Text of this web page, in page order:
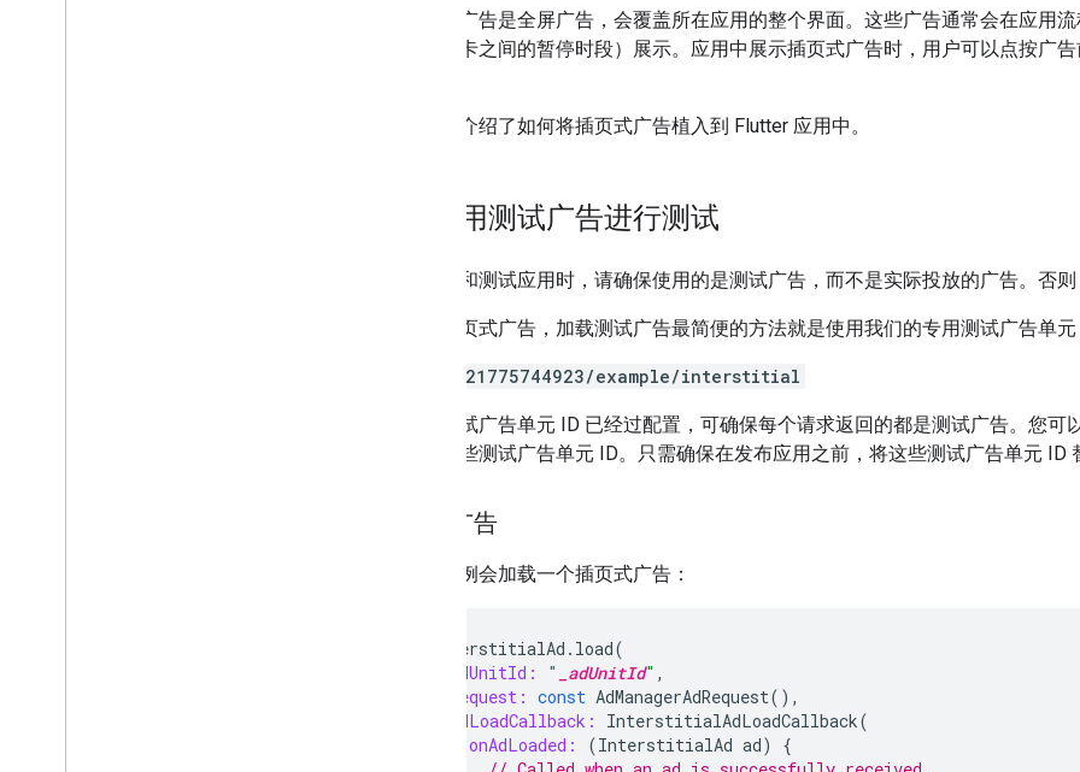
插页式广告是全屏广告，会覆盖所在应用的整个界面。这些广告通常会在应用
游戏关卡之间的暂停时段）展示。应用中展示插页式广告时，用户可以点按广
本指南介绍了如何将插页式广告植入到 Flutter 应用中。
务必用测试广告进行测试
在构建和测试应用时，请确保使用的是测试广告，而不是实际投放的广告。否
对于插页式广告，加载测试广告最简便的方法就是使用我们的专用测试广告单元
/21775744923/example/interstitial
这些测试广告单元 ID 已经过配置，可确保每个请求返回的都是测试广告。您
使用这些测试广告单元 ID。只需确保在发布应用之前，将这些测试广告单元 ID
加载广告
以下示例会加载一个插页式广告：
InterstitialAd . load(
adUnitId:
" _adUnitId" ,
request: const AdManagerAdRequest(),
adLoadCallback:
InterstitialAdLoadCallback(
onAdLoaded:
(InterstitialAd ad)
{